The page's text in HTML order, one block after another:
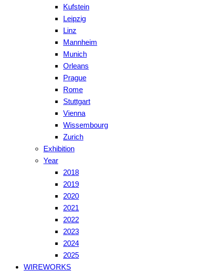
Kufstein
Leipzig
Linz
Mannheim
Munich
Orleans
Prague
Rome
Stuttgart
Vienna
Wissembourg
Zurich
Exhibition
Year
2018
2019
2020
2021
2022
2023
2024
2025
WIREWORKS